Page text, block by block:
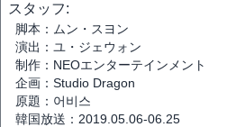
スタッフ:
脚本：ムン・スヨン
演出：ユ・ジェウォン
制作：NEOエンターテインメント
企画：Studio Dragon
原題：어비스
韓国放送：2019.05.06-06.25